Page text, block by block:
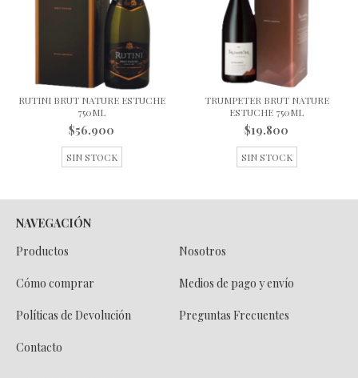
RUTINI BRUT NATURE ESTUCHE
750ML
$56.900
SIN STOCK
TRUMPETER BRUT NATURE
ESTUCHE 750ML
$19.800
SIN STOCK
NAVEGACIÓN
Productos
Nosotros
Cómo comprar Medios de pago y envío
Políticas de Devolución Preguntas Frecuentes
Contacto